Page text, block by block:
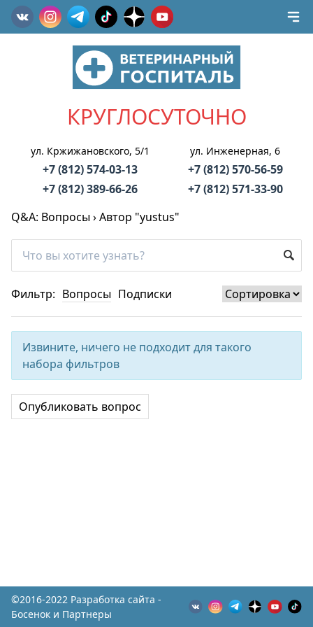
КРУГЛОСУТОЧНО
ул. Кржижановского, 5/1
+7 (812) 574-03-13
+7 (812) 389-66-26
ул. Инженерная, 6
+7 (812) 570-56-59
+7 (812) 571-33-90
Q&A: Вопросы›Автор "yustus"
Фильтр: Вопросы Подписки
Извините, ничего не подходит для такого
набора фильтров
Опубликовать вопрос
©2016-2022 Разработка сайта -
Босенок и Партнеры